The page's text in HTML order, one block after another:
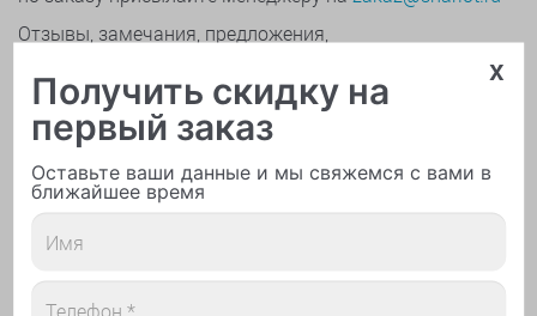
Отзывы, замечания, предложения,
otzyv@sharlot.ru
Обратная связь
x
Получить скидку на
первый заказ
Оставьте ваши данные и мы свяжемся с вами в
ближайшее время